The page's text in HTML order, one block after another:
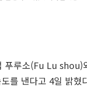
푸루소(Fu Lu shou)
를 낸다고 4일 밝혔